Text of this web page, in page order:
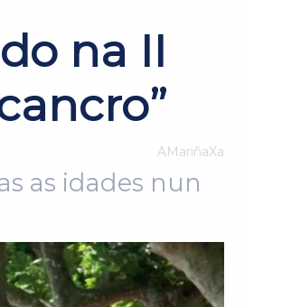
na II
AMariñaXa
as idades nun